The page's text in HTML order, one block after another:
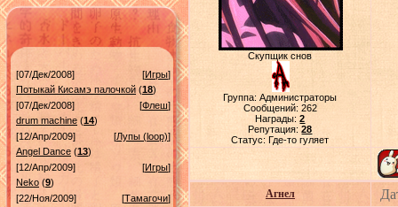
[07/Дек/2008] [Игры]
Потыкай Кисамэ палочкой (18)
[07/Дек/2008]
[Флеш]
drum machine (14)
[12/Апр/2009]
[Лупы (loop)]
Angel Dance (13)
[12/Апр/2009]
[Игры]
Neko (9)
[22/Ноя/2009]
[Тамагочи]
Скупщик снов
Группа: Администраторы
Сообщений: 262
Награды:2
Репутация:28
Статус:Где-то гуляет
Агнел